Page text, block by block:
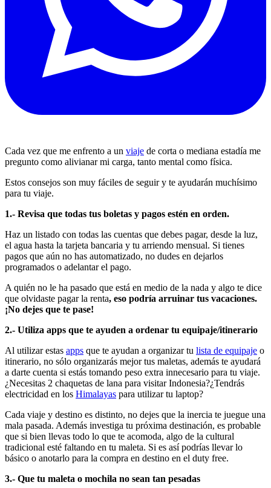
Cada vez que me enfrento a un viaje de corta o mediana estadía me
pregunto como alivianar mi carga, tanto mental como física.
Estos consejos son muy fáciles de seguir y te ayudarán muchísimo
para tu viaje.
1.- Revisa que todas tus boletas y pagos estén en orden.
Haz un listado con todas las cuentas que debes pagar, desde la luz,
el agua hasta la tarjeta bancaria y tu arriendo mensual. Si tienes
pagos que aún no has automatizado, no dudes en dejarlos
programados o adelantar el pago.
A quién no le ha pasado que está en medio de la nada y algo te dice
que olvidaste pagar la renta, eso podría arruinar tus vacaciones.
¡No dejes que te pase!
2.- Utiliza apps que te ayuden a ordenar tu equipaje/itinerario
Al utilizar estas apps que te ayudan a organizar tu lista de equipaje o
itinerario, no sólo organizarás mejor tus maletas, además te ayudará
a darte cuenta si estás tomando peso extra innecesario para tu viaje.
¿Necesitas 2 chaquetas de lana para visitar Indonesia?¿Tendrás
electricidad en los Himalayas para utilizar tu laptop?
Cada viaje y destino es distinto, no dejes que la inercia te juegue una
mala pasada. Además investiga tu próxima destinación, es probable
que si bien llevas todo lo que te acomoda, algo de la cultural
tradicional esté faltando en tu maleta. Si es así podrías llevar lo
básico o anotarlo para la compra en destino en el duty free.
3.- Que tu maleta o mochila no sean tan pesadas